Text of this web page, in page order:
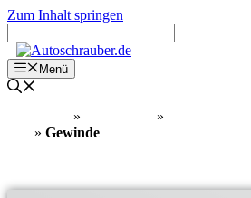
Zum Inhalt springen
Menü
» »
» Gewinde